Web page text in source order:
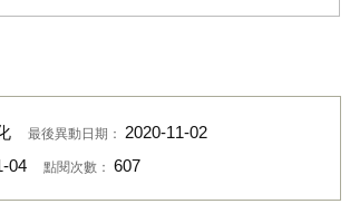
最後異動日期： 2020-11-02
04 點閱次數： 607